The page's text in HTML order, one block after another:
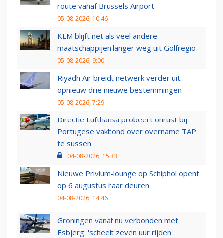
route vanaf Brussels Airport
05-08-2026, 10:46
KLM blijft net als veel andere
maatschappijen langer weg uit Golfregio
05-08-2026, 9:00
Riyadh Air breidt netwerk verder uit:
opnieuw drie nieuwe bestemmingen
05-08-2026, 7:29
Directie Lufthansa probeert onrust bij
Portugese vakbond over overname TAP
te sussen
04-08-2026, 15:33
Nieuwe Privium-lounge op Schiphol opent
op 6 augustus haar deuren
04-08-2026, 14:46
Groningen vanaf nu verbonden met
Esbjerg: 'scheelt zeven uur rijden'